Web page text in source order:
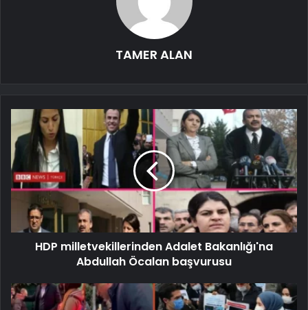
TAMER ALAN
HDP milletvekillerinden Adalet Bakanlığı'na
Abdullah Öcalan başvurusu